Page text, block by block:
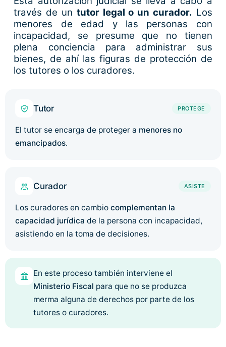
través de un tutor legal o un curador. Los
menores de edad y las personas con
incapacidad, se presume que no tienen
plena conciencia para administrar sus
bienes, de ahí las figuras de protección de
los tutores o los curadores.
Tutor PROTEGE
El tutor se encarga de proteger a menores no
emancipados.
Curador ASISTE
Los curadores en cambio complementan la
capacidad jurídica de la persona con incapacidad,
asistiendo en la toma de decisiones.
En este proceso también interviene el
Ministerio Fiscal para que no se produzca
merma alguna de derechos por parte de los
tutores o curadores.